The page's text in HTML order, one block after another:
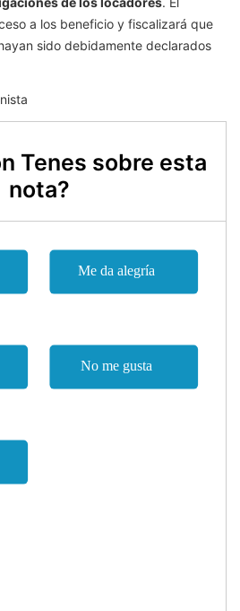
a los beneficio y fiscalizará que
sido debidamente declarados
Tenes sobre esta
nota?